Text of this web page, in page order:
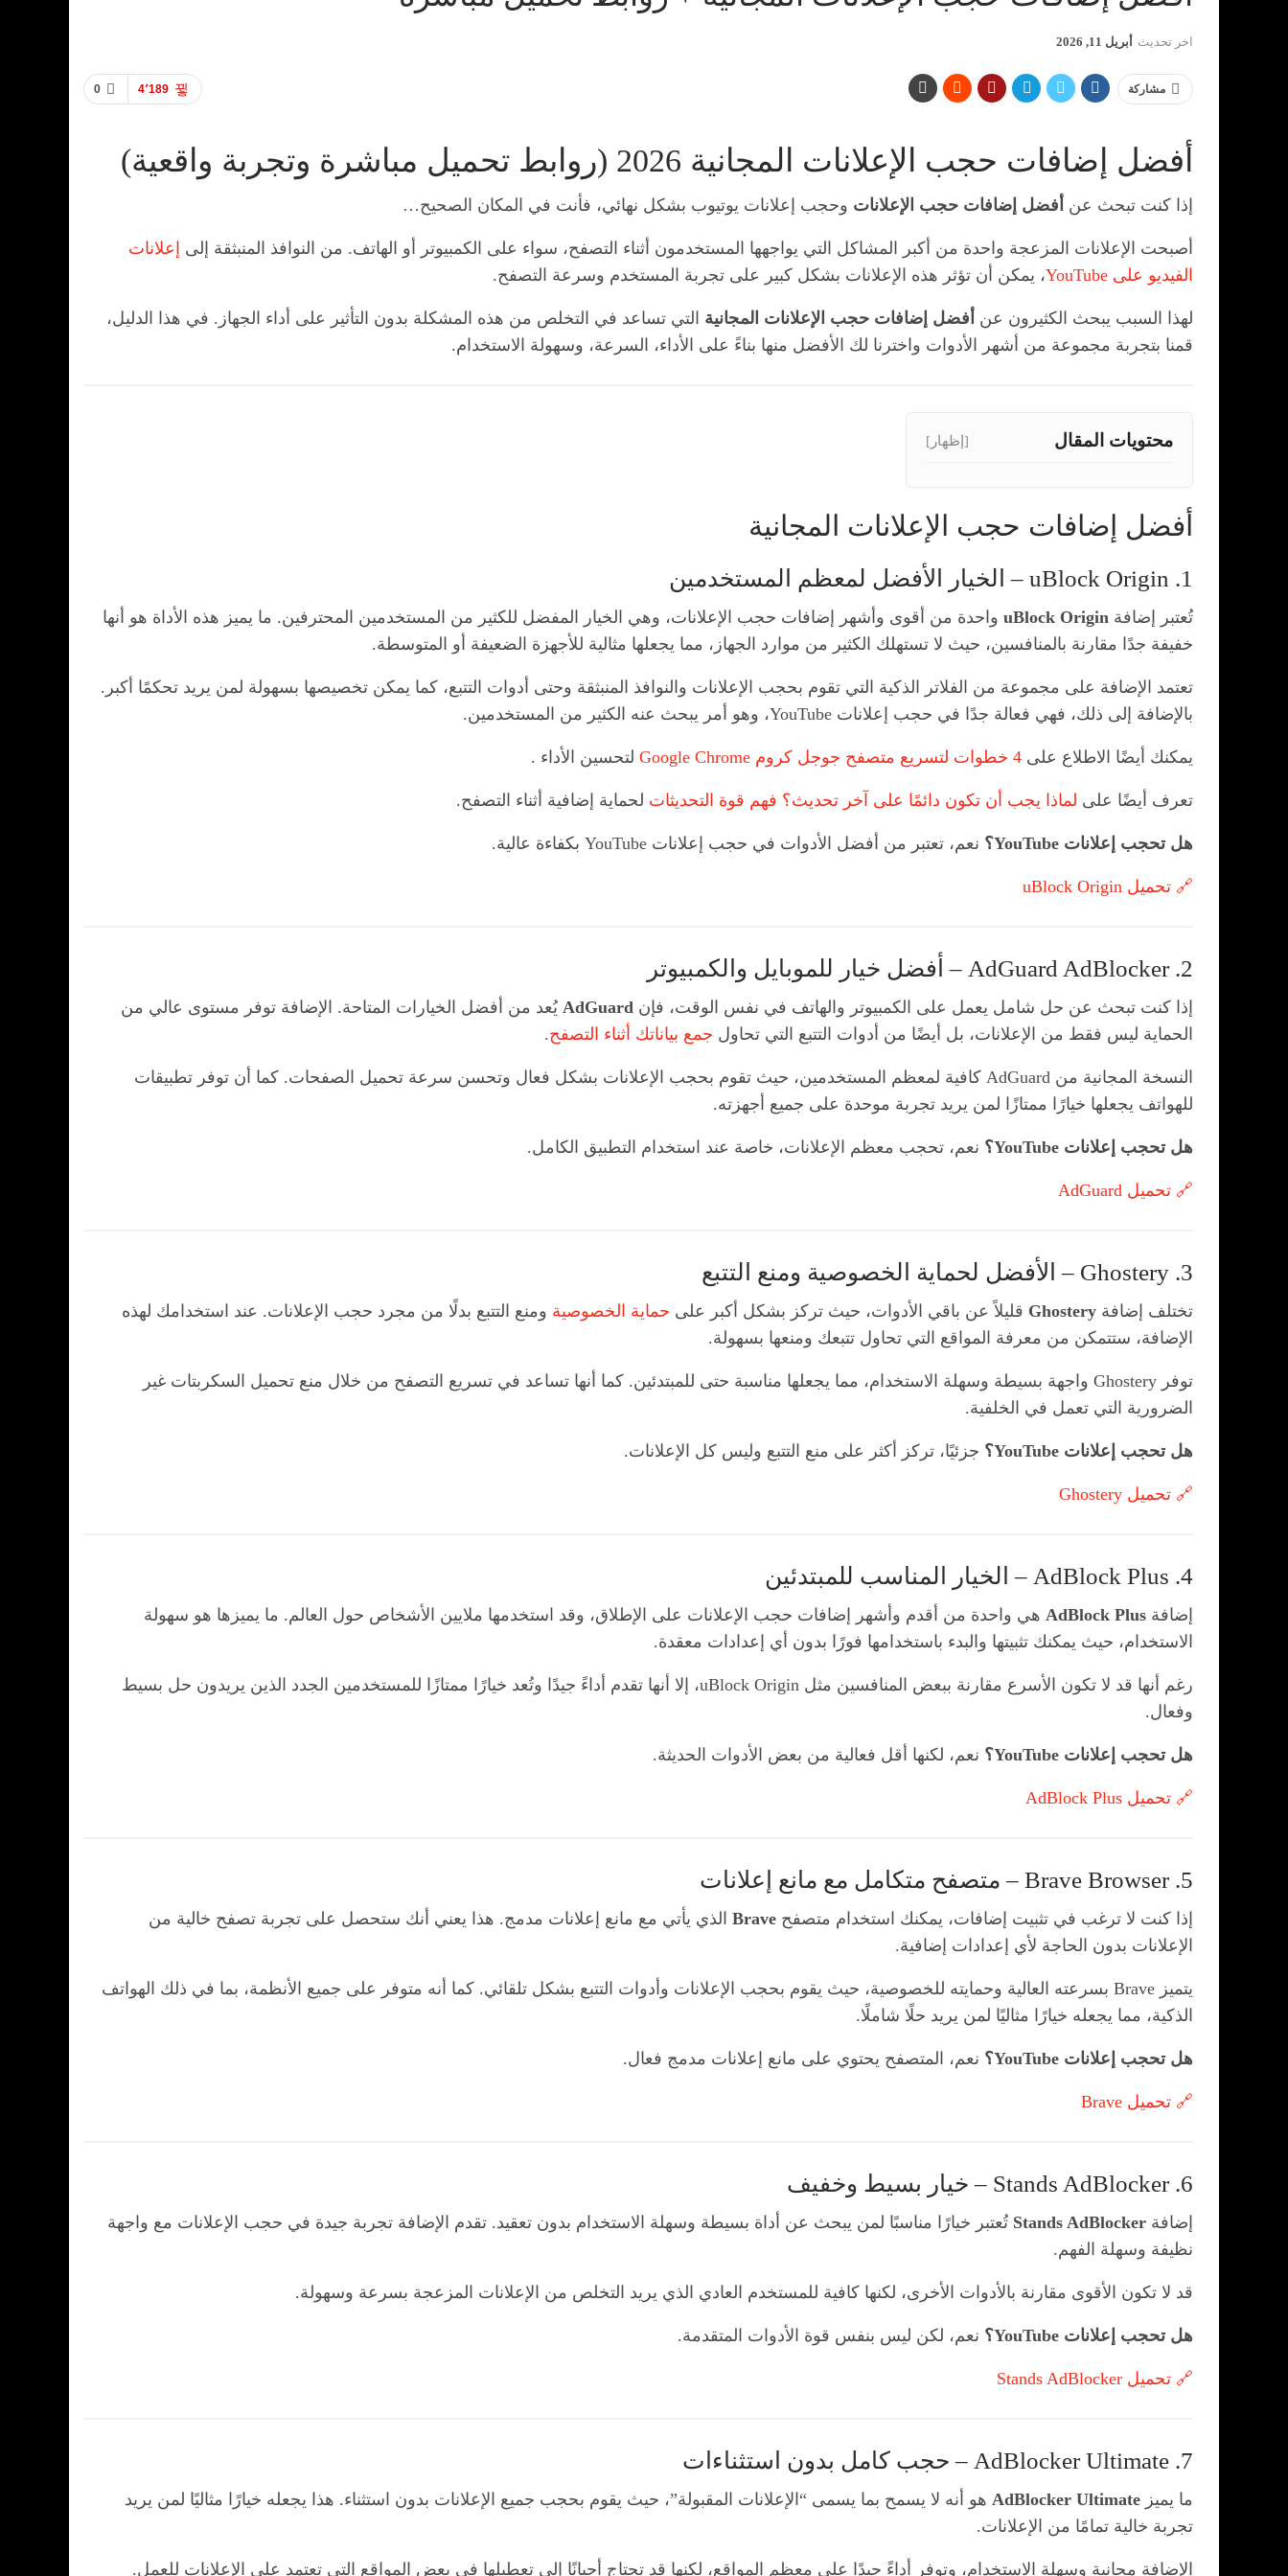
اخر تحديث أبريل 11, 2026
0 4٬189 مشاركة
أفضل إضافات حجب الإعلانات المجانية 2026 (روابط تحميل مباشرة وتجربة واقعية)
إذا كنت تبحث عن أفضل إضافات حجب الإعلانات وحجب إعلانات يوتيوب بشكل نهائي، فأنت في المكان الصحيح…
أصبحت الإعلانات المزعجة واحدة من أكبر المشاكل التي يواجهها المستخدمون أثناء التصفح، سواء على الكمبيوتر أو الهاتف. من النوافذ المنبثقة إلى
إعلانات
الفيديو على YouTube
، يمكن أن تؤثر هذه الإعلانات بشكل كبير على تجربة المستخدم وسرعة التصفح.
لهذا السبب يبحث الكثيرون عن أفضل إضافات حجب الإعلانات المجانية التي تساعد في التخلص من هذه المشكلة بدون التأثير على أداء الجهاز. في هذا الدليل،
قمنا بتجربة مجموعة من أشهر الأدوات واخترنا لك الأفضل منها بناءً على الأداء، السرعة، وسهولة الاستخدام.
محتويات المقال [إظهار]
أفضل إضافات حجب الإعلانات المجانية
1. uBlock Origin – الخيار الأفضل لمعظم المستخدمين
تُعتبر إضافة uBlock Origin واحدة من أقوى وأشهر إضافات حجب الإعلانات، وهي الخيار المفضل للكثير من المستخدمين المحترفين. ما يميز هذه الأداة هو أنها
خفيفة جدًا مقارنة بالمنافسين، حيث لا تستهلك الكثير من موارد الجهاز، مما يجعلها مثالية للأجهزة الضعيفة أو المتوسطة.
تعتمد الإضافة على مجموعة من الفلاتر الذكية التي تقوم بحجب الإعلانات والنوافذ المنبثقة وحتى أدوات التتبع، كما يمكن تخصيصها بسهولة لمن يريد تحكمًا أكبر.
بالإضافة إلى ذلك، فهي فعالة جدًا في حجب إعلانات YouTube، وهو أمر يبحث عنه الكثير من المستخدمين.
يمكنك أيضًا الاطلاع على 4 خطوات لتسريع متصفح جوجل كروم Google Chrome لتحسين الأداء .
تعرف أيضًا على لماذا يجب أن تكون دائمًا على آخر تحديث؟ فهم قوة التحديثات لحماية إضافية أثناء التصفح.
هل تحجب إعلانات YouTube؟ نعم، تعتبر من أفضل الأدوات في حجب إعلانات YouTube بكفاءة عالية.
🔗 تحميل uBlock Origin
2. AdGuard AdBlocker – أفضل خيار للموبايل والكمبيوتر
إذا كنت تبحث عن حل شامل يعمل على الكمبيوتر والهاتف في نفس الوقت، فإن AdGuard يُعد من أفضل الخيارات المتاحة. الإضافة توفر مستوى عالي من
الحماية ليس فقط من الإعلانات، بل أيضًا من أدوات التتبع التي تحاول جمع بياناتك أثناء التصفح.
النسخة المجانية من AdGuard كافية لمعظم المستخدمين، حيث تقوم بحجب الإعلانات بشكل فعال وتحسن سرعة تحميل الصفحات. كما أن توفر تطبيقات
للهواتف يجعلها خيارًا ممتازًا لمن يريد تجربة موحدة على جميع أجهزته.
هل تحجب إعلانات YouTube؟ نعم، تحجب معظم الإعلانات، خاصة عند استخدام التطبيق الكامل.
🔗 تحميل AdGuard
3. Ghostery – الأفضل لحماية الخصوصية ومنع التتبع
تختلف إضافة Ghostery قليلاً عن باقي الأدوات، حيث تركز بشكل أكبر على حماية الخصوصية ومنع التتبع بدلًا من مجرد حجب الإعلانات. عند استخدامك لهذه
الإضافة، ستتمكن من معرفة المواقع التي تحاول تتبعك ومنعها بسهولة.
توفر Ghostery واجهة بسيطة وسهلة الاستخدام، مما يجعلها مناسبة حتى للمبتدئين. كما أنها تساعد في تسريع التصفح من خلال منع تحميل السكربتات غير
الضرورية التي تعمل في الخلفية.
هل تحجب إعلانات YouTube؟ جزئيًا، تركز أكثر على منع التتبع وليس كل الإعلانات.
🔗 تحميل Ghostery
4. AdBlock Plus – الخيار المناسب للمبتدئين
إضافة AdBlock Plus هي واحدة من أقدم وأشهر إضافات حجب الإعلانات على الإطلاق، وقد استخدمها ملايين الأشخاص حول العالم. ما يميزها هو سهولة
الاستخدام، حيث يمكنك تثبيتها والبدء باستخدامها فورًا بدون أي إعدادات معقدة.
رغم أنها قد لا تكون الأسرع مقارنة ببعض المنافسين مثل uBlock Origin، إلا أنها تقدم أداءً جيدًا وتُعد خيارًا ممتازًا للمستخدمين الجدد الذين يريدون حل بسيط
وفعال.
هل تحجب إعلانات YouTube؟ نعم، لكنها أقل فعالية من بعض الأدوات الحديثة.
🔗 تحميل AdBlock Plus
5. Brave Browser – متصفح متكامل مع مانع إعلانات
إذا كنت لا ترغب في تثبيت إضافات، يمكنك استخدام متصفح Brave الذي يأتي مع مانع إعلانات مدمج. هذا يعني أنك ستحصل على تجربة تصفح خالية من
الإعلانات بدون الحاجة لأي إعدادات إضافية.
يتميز Brave بسرعته العالية وحمايته للخصوصية، حيث يقوم بحجب الإعلانات وأدوات التتبع بشكل تلقائي. كما أنه متوفر على جميع الأنظمة، بما في ذلك الهواتف
الذكية، مما يجعله خيارًا مثاليًا لمن يريد حلًا شاملًا.
هل تحجب إعلانات YouTube؟ نعم، المتصفح يحتوي على مانع إعلانات مدمج فعال.
🔗 تحميل Brave
6. Stands AdBlocker – خيار بسيط وخفيف
إضافة Stands AdBlocker تُعتبر خيارًا مناسبًا لمن يبحث عن أداة بسيطة وسهلة الاستخدام بدون تعقيد. تقدم الإضافة تجربة جيدة في حجب الإعلانات مع واجهة
نظيفة وسهلة الفهم.
قد لا تكون الأقوى مقارنة بالأدوات الأخرى، لكنها كافية للمستخدم العادي الذي يريد التخلص من الإعلانات المزعجة بسرعة وسهولة.
هل تحجب إعلانات YouTube؟ نعم، لكن ليس بنفس قوة الأدوات المتقدمة.
🔗 تحميل Stands AdBlocker
7. AdBlocker Ultimate – حجب كامل بدون استثناءات
ما يميز AdBlocker Ultimate هو أنه لا يسمح بما يسمى “الإعلانات المقبولة”، حيث يقوم بحجب جميع الإعلانات بدون استثناء. هذا يجعله خيارًا مثاليًا لمن يريد
تجربة خالية تمامًا من الإعلانات.
الإضافة مجانية وسهلة الاستخدام، وتوفر أداءً جيدًا على معظم المواقع، لكنها قد تحتاج أحيانًا إلى تعطيلها في بعض المواقع التي تعتمد على الإعلانات للعمل.